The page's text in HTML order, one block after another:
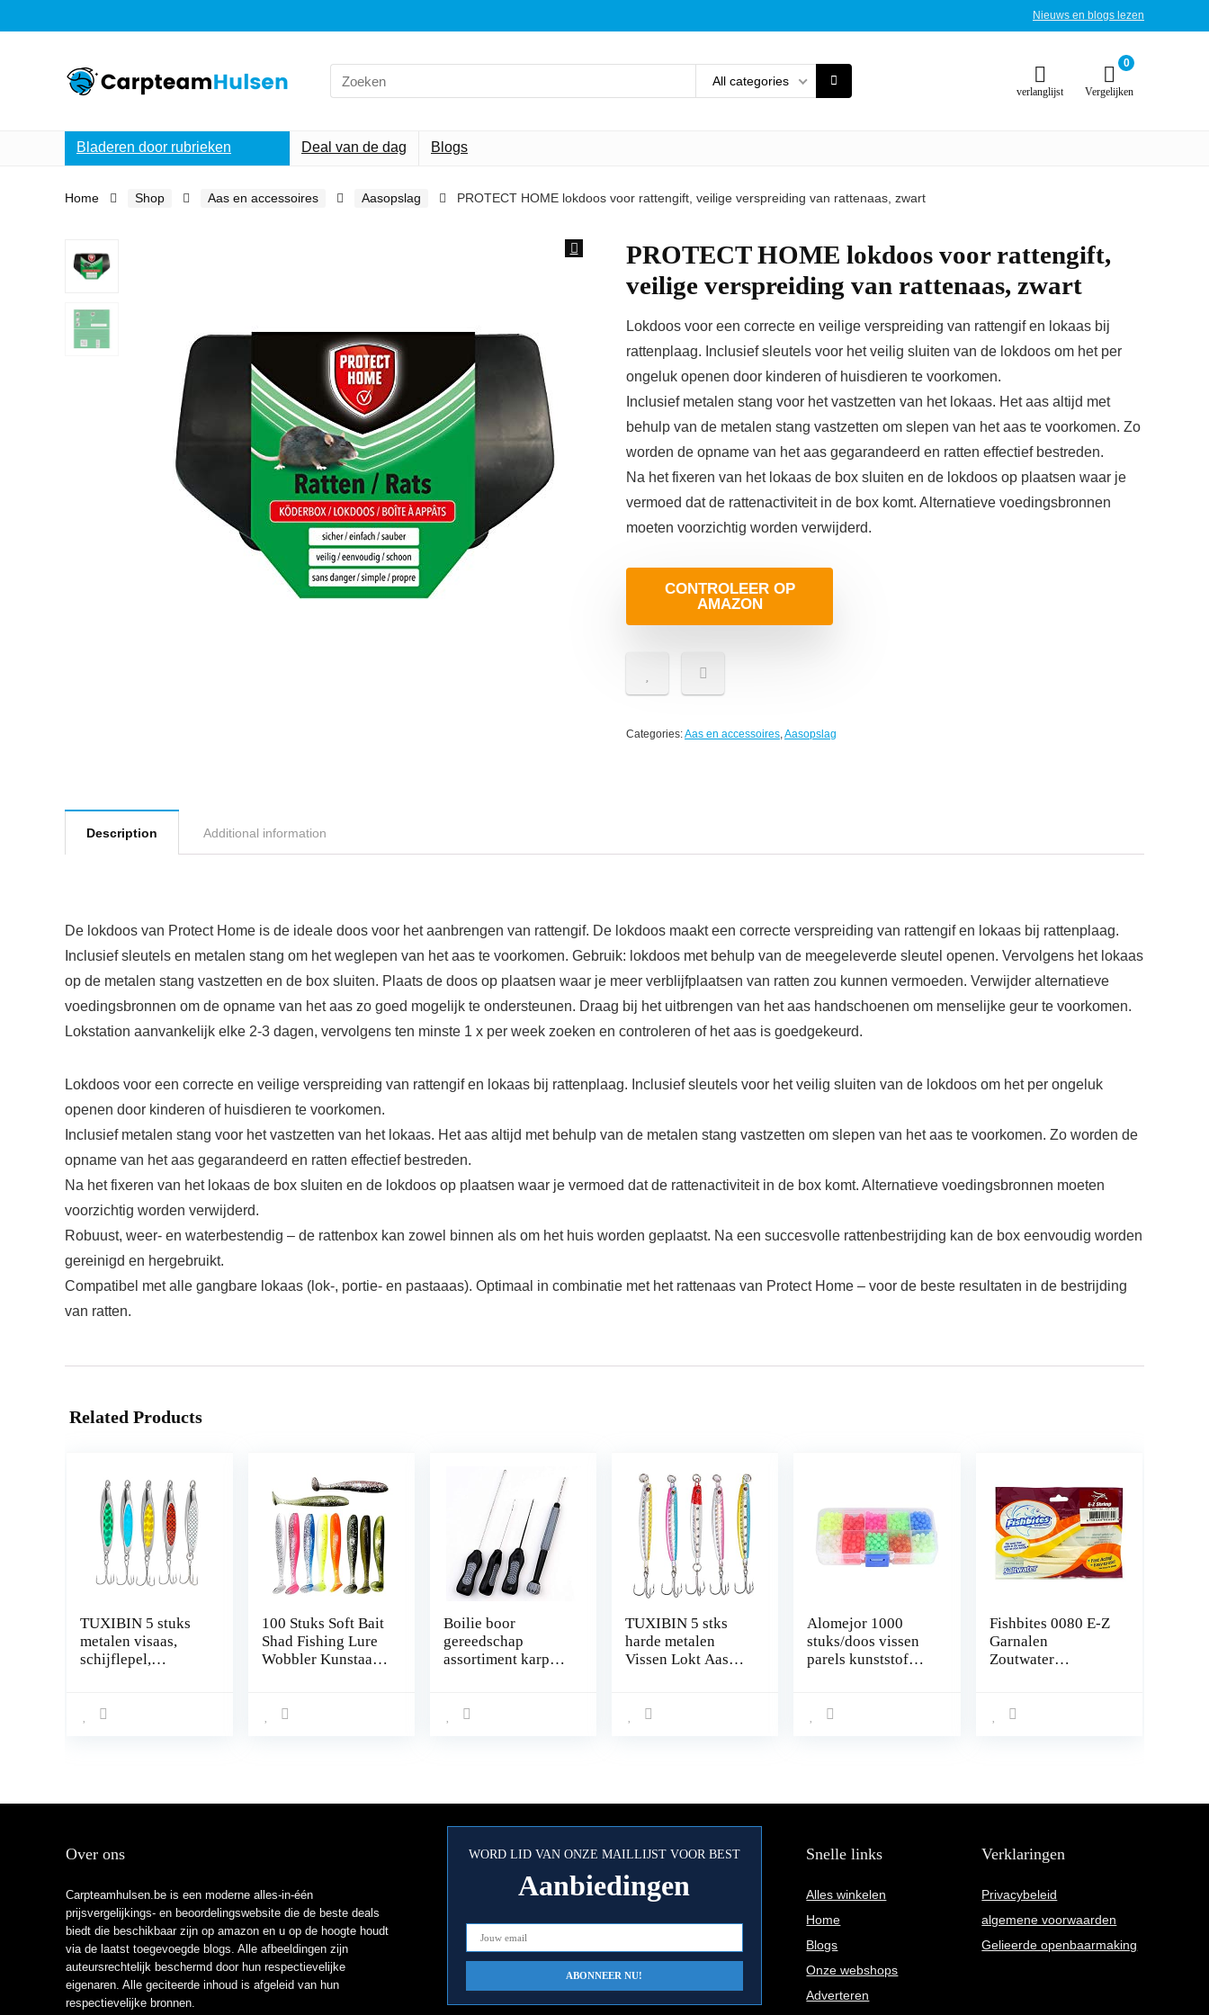
Nieuws en blogs lezen
Search
for:
All categories
verlanglijst
0
Vergelijken
Bladeren door rubrieken Deal van de dag Blogs
Home Shop Aas en accessoires Aasopslag PROTECT HOME lokdoos voor rattengift, veilige verspreiding van rattenaas, zwart
PROTECT HOME lokdoos voor rattengift,
veilige verspreiding van rattenaas, zwart
Lokdoos voor een correcte en veilige verspreiding van rattengif en lokaas bij
rattenplaag. Inclusief sleutels voor het veilig sluiten van de lokdoos om het per
ongeluk openen door kinderen of huisdieren te voorkomen.
Inclusief metalen stang voor het vastzetten van het lokaas. Het aas altijd met
behulp van de metalen stang vastzetten om slepen van het aas te voorkomen. Zo
worden de opname van het aas gegarandeerd en ratten effectief bestreden.
Na het fixeren van het lokaas de box sluiten en de lokdoos op plaatsen waar je
vermoed dat de rattenactiviteit in de box komt. Alternatieve voedingsbronnen
moeten voorzichtig worden verwijderd.
CONTROLEER OP
AMAZON
Categories:Aas en accessoires,Aasopslag
Description Additional information
De lokdoos van Protect Home is de ideale doos voor het aanbrengen van rattengif. De lokdoos maakt een correcte verspreiding van rattengif en lokaas bij rattenplaag.
Inclusief sleutels en metalen stang om het weglepen van het aas te voorkomen. Gebruik: lokdoos met behulp van de meegeleverde sleutel openen. Vervolgens het lokaas
op de metalen stang vastzetten en de box sluiten. Plaats de doos op plaatsen waar je meer verblijfplaatsen van ratten zou kunnen vermoeden. Verwijder alternatieve
voedingsbronnen om de opname van het aas zo goed mogelijk te ondersteunen. Draag bij het uitbrengen van het aas handschoenen om menselijke geur te voorkomen.
Lokstation aanvankelijk elke 2-3 dagen, vervolgens ten minste 1 x per week zoeken en controleren of het aas is goedgekeurd.
Lokdoos voor een correcte en veilige verspreiding van rattengif en lokaas bij rattenplaag. Inclusief sleutels voor het veilig sluiten van de lokdoos om het per ongeluk
openen door kinderen of huisdieren te voorkomen.
Inclusief metalen stang voor het vastzetten van het lokaas. Het aas altijd met behulp van de metalen stang vastzetten om slepen van het aas te voorkomen. Zo worden de
opname van het aas gegarandeerd en ratten effectief bestreden.
Na het fixeren van het lokaas de box sluiten en de lokdoos op plaatsen waar je vermoed dat de rattenactiviteit in de box komt. Alternatieve voedingsbronnen moeten
voorzichtig worden verwijderd.
Robuust, weer- en waterbestendig – de rattenbox kan zowel binnen als om het huis worden geplaatst. Na een succesvolle rattenbestrijding kan de box eenvoudig worden
gereinigd en hergebruikt.
Compatibel met alle gangbare lokaas (lok-, portie- en pastaaas). Optimaal in combinatie met het rattenaas van Protect Home – voor de beste resultaten in de bestrijding
van ratten.
Related Products
TUXIBIN 5 stuks
metalen visaas,
schijflepel,
makreelsnijder aas
100 Stuks Soft Bait
Shad Fishing Lure
Wobbler Kunstaas
Gemakkelijk te
Forelaasvis Perfect
Boilie boor
gereedschap
assortiment karpers
TUXIBIN 5 stks
harde metalen
Vissen Lokt Aas
Pailletten Aas
Lokt Pak 12g* 5
Alomejor 1000
stuks/doos vissen
parels kunststof
Lure Floating Float
Fishbites 0080 E-Z
Garnalen
Zoutwater
Over ons
Carpteamhulsen.be is een moderne alles-in-één
prijsvergelijkings- en beoordelingswebsite die de beste deals
biedt die beschikbaar zijn op amazon en u op de hoogte houdt
via de laatst toegevoegde blogs. Alle afbeeldingen zijn
auteursrechtelijk beschermd door hun respectievelijke
eigenaren. Alle geciteerde inhoud is afgeleid van hun
respectievelijke bronnen.
WORD LID VAN ONZE MAILLIJST VOOR BEST
Aanbiedingen
Snelle links
Alles winkelen
Home
Blogs
Onze webshops
Adverteren
Verklaringen
Privacybeleid
algemene voorwaarden
Gelieerde openbaarmaking